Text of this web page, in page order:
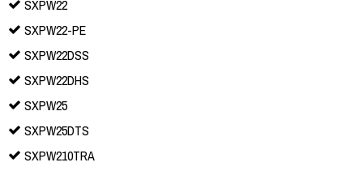
SXPW22
SXPW22-PE
SXPW22DSS
SXPW22DHS
SXPW25
SXPW25DTS
SXPW210TRA